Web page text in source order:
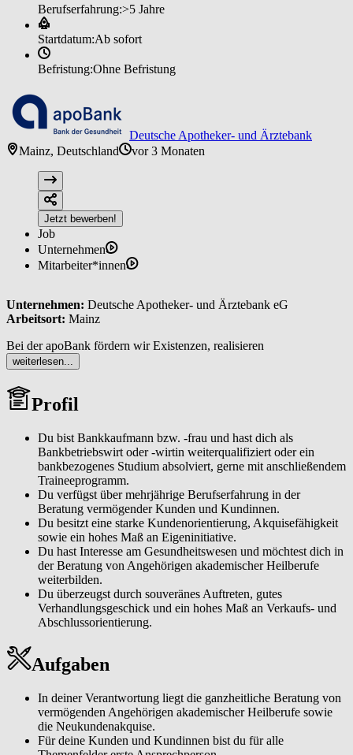
Berufserfahrung:>5 Jahre
Startdatum:Ab sofort
Befristung:Ohne Befristung
Deutsche Apotheker- und Ärztebank
Mainz, Deutschland
vor 3 Monaten
Jetzt bewerben!
Job
Unternehmen
Mitarbeiter*innen
Unternehmen: Deutsche Apotheker- und Ärztebank eG
Arbeitsort: Mainz
Bei der apoBank fördern wir Existenzen, realisieren
zukunftsweisende Projekte und sind ein starker und zuverlässiger
Partner für den deutschen Gesundheitsmarkt. Wir sind die größte
Bank für alle akademischen Heilberuflerinnen und Heilberufler in
Deutschland.
hochdynamischen Marktes und finde passende finanzielle Lösungen
für unsere besonderen Kundinnen und Kunden. Steige bei der
apoBank ein und entwickle dich persönlich und beruflich weiter.
weiterlesen...
Profil
Du bist Bankkaufmann bzw. -frau und hast dich als
Bankbetriebswirt oder -wirtin weiterqualifiziert oder ein
bankbezogenes Studium absolviert, gerne mit anschließendem
Traineeprogramm.
Du verfügst über mehrjährige Berufserfahrung in der
Beratung vermögender Kunden und Kundinnen.
Du besitzt eine starke Kundenorientierung, Akquisefähigkeit
sowie ein hohes Maß an Eigeninitiative.
Du hast Interesse am Gesundheitswesen und möchtest dich in
der Beratung von Angehörigen akademischer Heilberufe
weiterbilden.
Du überzeugst durch souveränes Auftreten, gutes
Verhandlungsgeschick und ein hohes Maß an Verkaufs- und
Abschlussorientierung.
Aufgaben
In deiner Verantwortung liegt die ganzheitliche Beratung von
vermögenden Angehörigen akademischer Heilberufe sowie
die Neukundenakquise.
Für deine Kunden und Kundinnen bist du für alle